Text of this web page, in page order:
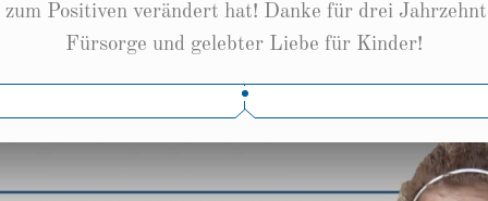
Positiven verändert hat! Danke für drei
Fürsorge und gelebter Liebe für Kinder!